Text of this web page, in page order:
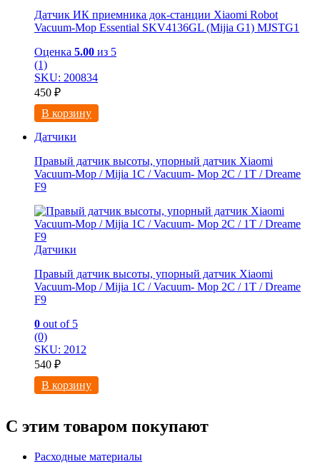
Датчик ИК приемника док-станции Xiaomi Robot
Vacuum-Mop Essential SKV4136GL (Mijia G1) MJSTG1
Оценка 5.00 из 5
(1)
SKU: 200834
450 ₽
В корзину
Датчики
Правый датчик высоты, упорный датчик Xiaomi
Vacuum-Mop / Mijia 1C / Vacuum- Mop 2C / 1T / Dreame
F9
Датчики
Правый датчик высоты, упорный датчик Xiaomi
Vacuum-Mop / Mijia 1C / Vacuum- Mop 2C / 1T / Dreame
F9
0 out of 5
(0)
SKU: 2012
540 ₽
В корзину
С этим товаром покупают
Расходные материалы